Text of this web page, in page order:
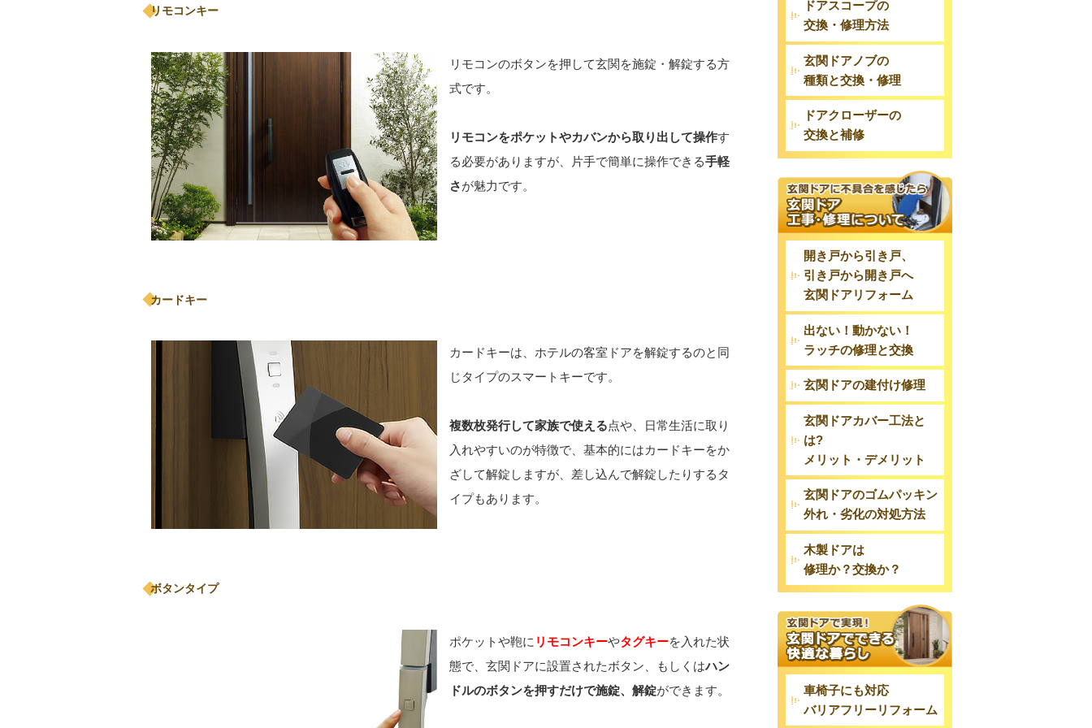
リモコンキー
リモコンのボタンを押して玄関を施錠・解錠する方
式です。
リモコンをポケットやカバンから取り出して操作す
る必要がありますが、片手で簡単に操作できる手軽
さが魅力です。
カードキー
カードキーは、ホテルの客室ドアを解錠するのと同
じタイプのスマートキーです。
複数枚発行して家族で使える点や、日常生活に取り
入れやすいのが特徴で、基本的にはカードキーをか
ざして解錠しますが、差し込んで解錠したりするタ
イプもあります。
ボタンタイプ
ポケットや鞄に リモコンキーやタグキーを入れた状
態で、玄関ドアに設置されたボタン、もしくはハン
ドルのボタンを押すだけで施錠、解錠ができます。
ドアスコープの
交換・修理方法
玄関ドアノブの
種類と交換・修理
ドアクローザーの
交換と補修
開き戸から引き戸、
引き戸から開き戸へ
玄関ドアリフォーム
出ない！動かない！
ラッチの修理と交換
玄関ドアの建付け修理
玄関ドアカバー工法と
は?
メリット・デメリット
玄関ドアのゴムパッキン
外れ・劣化の対処方法
木製ドアは
修理か？交換か？
車椅子にも対応
バリアフリーリフォーム